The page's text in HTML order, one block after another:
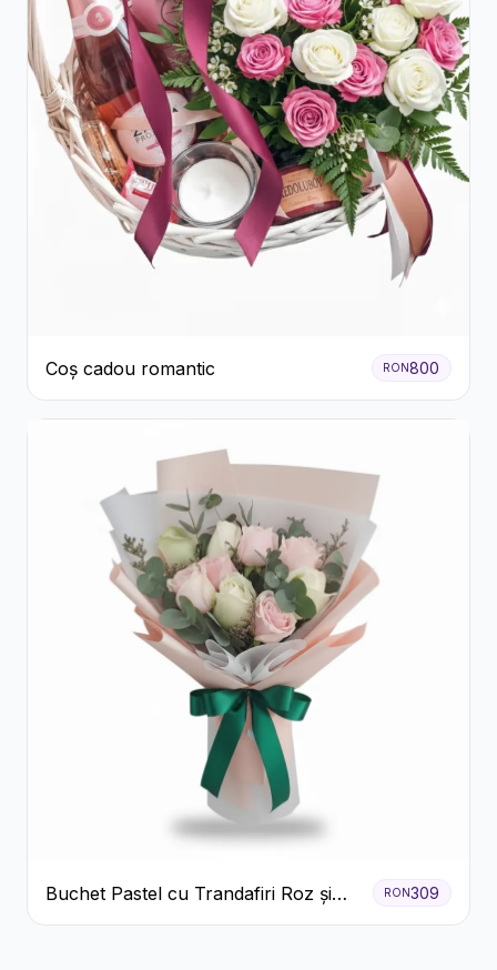
Coș cadou romantic RON800
Buchet Pastel cu Trandafiri Roz și
Albi
RON309